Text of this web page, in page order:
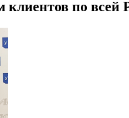
клиентов по всей